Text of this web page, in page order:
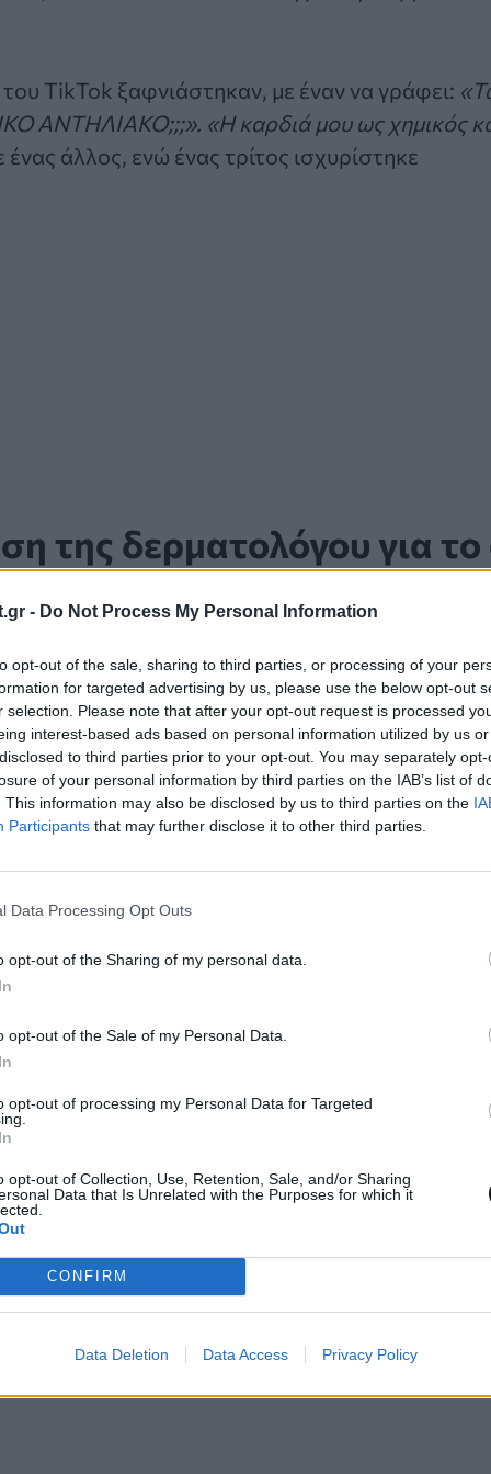
- Do Not Process My Personal Information
opt-out of the sale, sharing to third parties, or processing of your
for targeted advertising by us, please use the below opt-out
selection. Please note that after your opt-out request is processed
interest-based ads based on personal information utilized by us
to third parties prior to your opt-out. You may separately
of your personal information by third parties on the IAB’s list of
This information may also be disclosed by us to third parties on the
Participants that may further disclose it to other third parties.
Data Processing Opt Outs
opt-out of the Sharing of my personal data.
opt-out of the Sale of my Personal Data.
opt-out of processing my Personal Data for Targeted
opt-out of Collection, Use, Retention, Sale, and/or Sharing
Data that Is Unrelated with the Purposes for which it
CONFIRM
Data Deletion Data Access Privacy Policy
TikTok ξαφνιάστηκαν, με έναν να γράφει:
ΑΝΤΗΛΙΑΚΟ;;;». «Η καρδιά μου ως χημικός
άλλος, ενώ ένας τρίτος ισχυρίστηκε
της δερματολόγου για το
was stunned at the amount of
a crumble cookie”.
Aamna Adel (@aamnaadel) έμεινε έκπληκτη με
διαδίκτυο «σαν να είναι τόσο απλό όσο το
σας προστατεύει πραγματικά από την υπεριώδη
σας εμποδίζει από το να καείτε»
Δρ
αντηλιακό DIY στο σπίτι, κυριολεκτικά δεν
, πρόσθεσε, τονίζοντας ότι τα
διπλασιάζει τις πιθανότητες να πάθετε